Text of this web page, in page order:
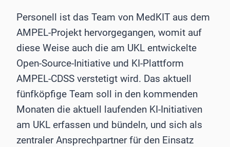
Personell ist das Team von MedKIT aus dem
AMPEL-Projekt hervorgegangen, womit auf
diese Weise auch die am UKL entwickelte
Open-Source-Initiative und KI-Plattform
AMPEL-CDSS verstetigt wird. Das aktuell
fünfköpfige Team soll in den kommenden
Monaten die aktuell laufenden KI-Initiativen
am UKL erfassen und bündeln, und sich als
zentraler Ansprechpartner für den Einsatz